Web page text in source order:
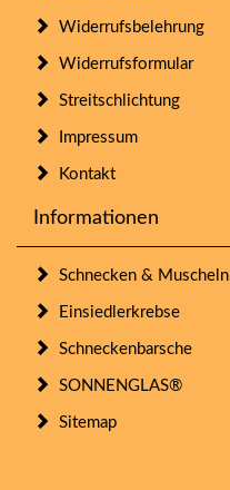
Widerrufsbelehrung
Widerrufsformular
Streitschlichtung
Impressum
Kontakt
Informationen
Schnecken & Muscheln
Einsiedlerkrebse
Schneckenbarsche
SONNENGLAS®
Sitemap